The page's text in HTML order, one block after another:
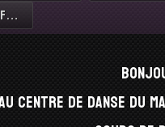
Centre de Danse